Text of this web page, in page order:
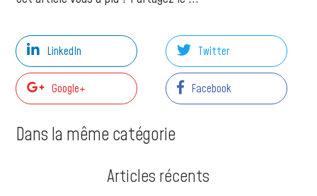
LinkedIn Twitter
Google+ Facebook
Dans la même catégorie
Articles récents